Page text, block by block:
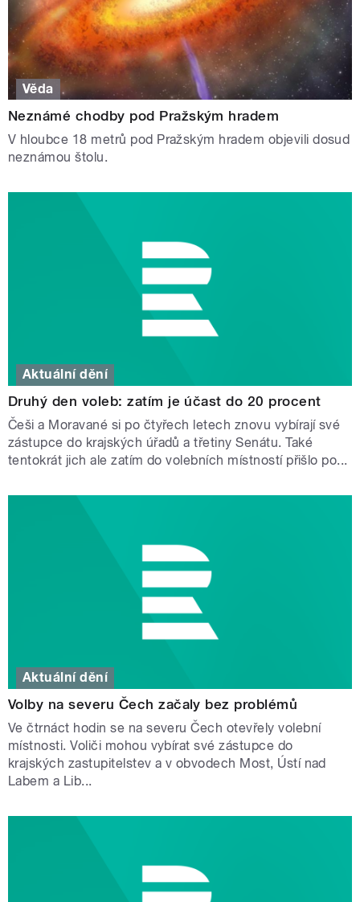
Věda
Neznámé chodby pod Pražským hradem
V hloubce 18 metrů pod Pražským hradem objevili dosud
neznámou štolu.
Aktuální dění
Druhý den voleb: zatím je účast do 20 procent
Češi a Moravané si po čtyřech letech znovu vybírají své
zástupce do krajských úřadů a třetiny Senátu. Také
tentokrát jich ale zatím do volebních místností přišlo po...
Aktuální dění
Volby na severu Čech začaly bez problémů
Ve čtrnáct hodin se na severu Čech otevřely volební
místnosti. Voliči mohou vybírat své zástupce do
krajských zastupitelstev a v obvodech Most, Ústí nad
Labem a Lib...